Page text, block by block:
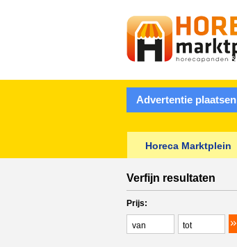
Advertentie plaatsen
Horeca Marktplein
Verfijn resultaten
Prijs: